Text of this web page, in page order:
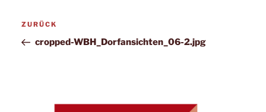
Vorheriger
ZURÜCK
cropped-WBH_Dorfansichten_06-2.jpg